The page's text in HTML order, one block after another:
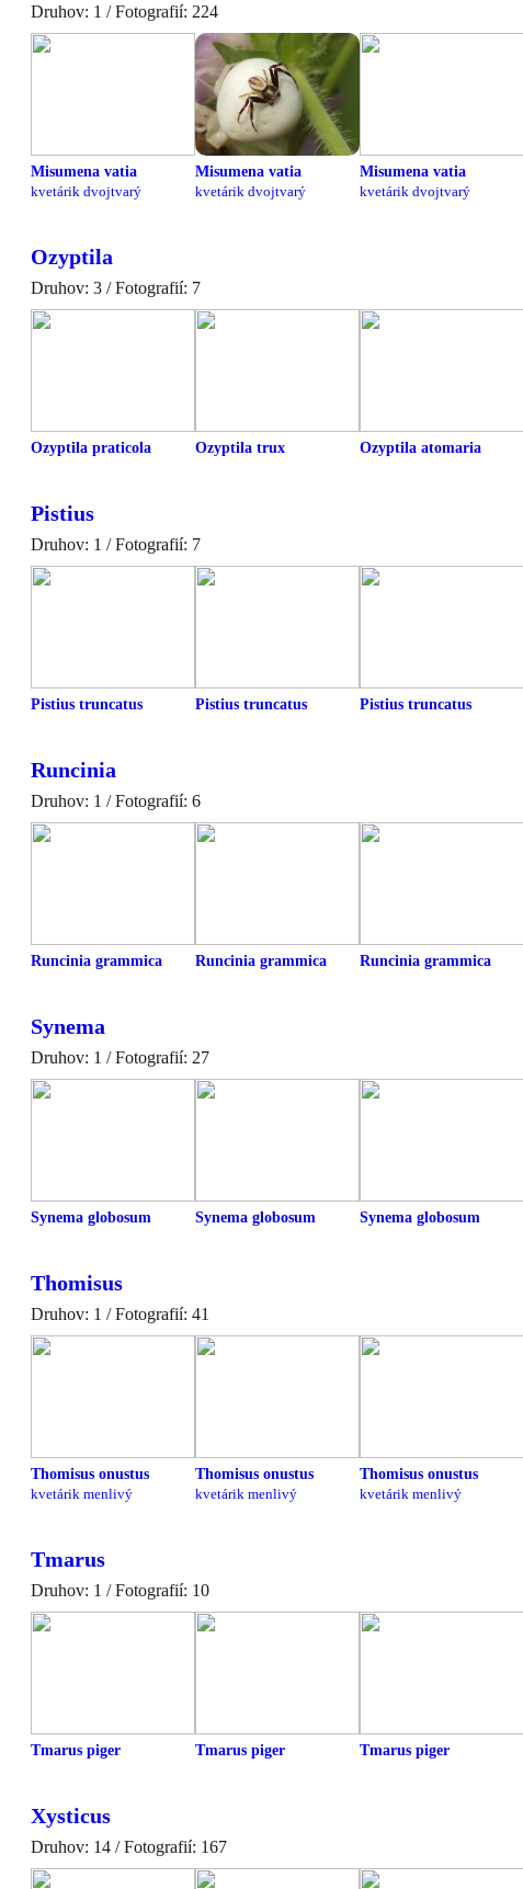
Druhov: 1 / Fotografií: 224
Misumena vatia
kvetárik dvojtvarý
Misumena vatia
kvetárik dvojtvarý
Misumena vatia
kvetárik dvojtvarý
Ozyptila
Druhov: 3 / Fotografií: 7
Ozyptila praticola Ozyptila trux Ozyptila atomaria
Pistius
Druhov: 1 / Fotografií: 7
Pistius truncatus Pistius truncatus Pistius truncatus
Runcinia
Druhov: 1 / Fotografií: 6
Runcinia grammica Runcinia grammica Runcinia grammica
Synema
Druhov: 1 / Fotografií: 27
Synema globosum Synema globosum Synema globosum
Thomisus
Druhov: 1 / Fotografií: 41
Thomisus onustus
kvetárik menlivý
Thomisus onustus
kvetárik menlivý
Thomisus onustus
kvetárik menlivý
Tmarus
Druhov: 1 / Fotografií: 10
Tmarus piger Tmarus piger Tmarus piger
Xysticus
Druhov: 14 / Fotografií: 167